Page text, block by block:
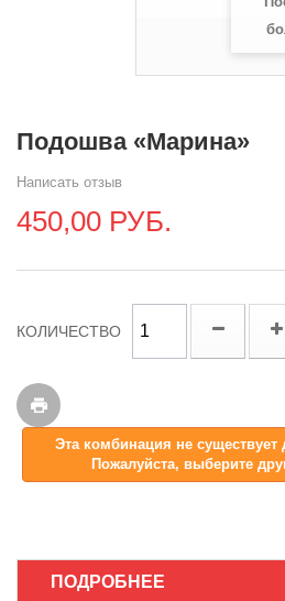
Подошва «Марина»
Написать отзыв
450,00 РУБ.
КОЛИЧЕСТВО
Эта комбинация не существует
Пожалуйста, выберите
ПОДРОБНЕЕ